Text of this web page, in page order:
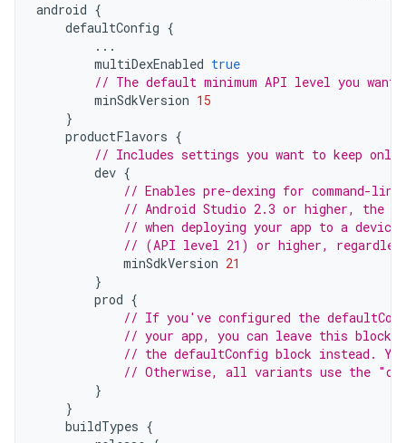
android {
defaultConfig {
...
multiDexEnabled true
// The default minimum API level you want
minSdkVersion 15
}
productFlavors {
// Includes settings you want to keep only
dev {
// Enables pre-dexing for command-
// Android Studio 2.3 or higher, the
// when deploying your app to a device
// (API level 21) or higher, regardless
minSdkVersion 21
}
prod {
// If you've configured the
// your app, you can leave this block
// the defaultConfig block instead.
// Otherwise, all variants use the
}
}
buildTypes {